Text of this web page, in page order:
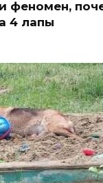
феномен,
4 лапы